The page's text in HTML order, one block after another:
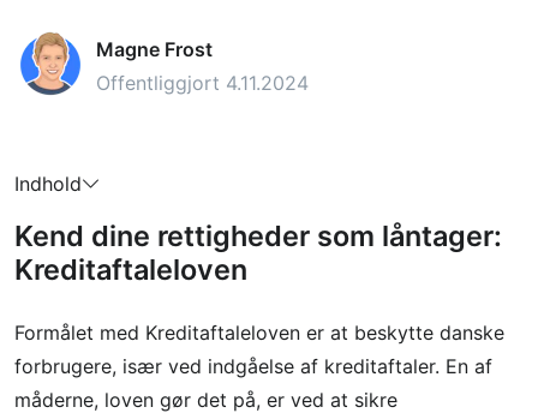
Magne Frost
Offentliggjort 4.11.2024
Indhold
Kend dine rettigheder som låntager:
Kreditaftaleloven
Formålet med Kreditaftaleloven er at beskytte danske
forbrugere, især ved indgåelse af kreditaftaler. En af
måderne, loven gør det på, er ved at sikre